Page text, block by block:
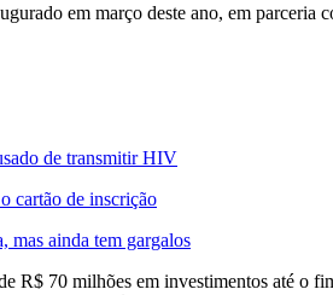
em março deste ano, em
de transmitir HIV
cartão de inscrição
mas ainda tem gargalos
R$ 70 milhões em investimentos até o